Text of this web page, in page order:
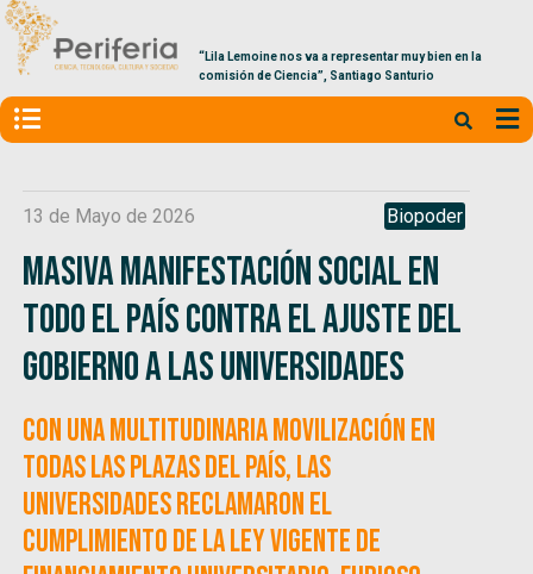
“Lila Lemoine nos va a representar muy bien en la
comisión de Ciencia”, Santiago Santurio
13 de Mayo de 2026 Biopoder
Masiva manifestación social en
todo el país contra el ajuste del
gobierno a las universidades
Con una multitudinaria movilización en
todas las plazas del país, las
universidades reclamaron el
cumplimiento de la ley vigente de